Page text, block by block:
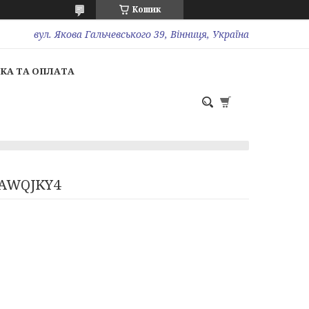
Кошик
вул. Якова Гальчевського 39, Вінниця, Україна
ТА ОПЛАТА